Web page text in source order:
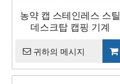
농약 캡 스테인레스 스틸
데스크탑 캡핑 기계
귀하의 메시지